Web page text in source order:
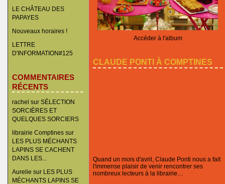
LE CHÂTEAU DES
PAPAYES
Nouveaux horaires !
LETTRE
D'INFORMATION#125
COMMENTAIRES
RÉCENTS
rachel sur SÉLECTION
SORCIÈRES ET
QUELQUES SORCIERS
librairie Comptinessur
LES PLUS MÉCHANTS
LAPINS SE CACHENT
DANS LES...
Aurelie sur LES PLUS
MÉCHANTS LAPINS SE
Accéder à l'album
CLAUDE PONTI À COMPTINES
Quand un mois d'avril, Claude Ponti nous a fait
l'immense plaisir de venir rencontrer ses
nombreux lecteurs à la librairie…